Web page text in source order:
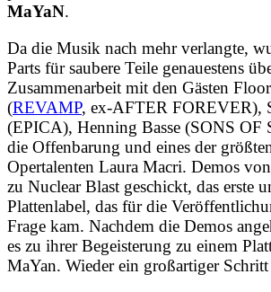
MaYaN.
Da die Musik nach mehr verlangte,
Parts für saubere Teile genauestens
Zusammenarbeit mit den Gästen
(REVAMP, ex-AFTER FOREVER),
(EPICA), Henning Basse (SONS OF
die Offenbarung und eines der
Opertalenten Laura Macri. Demos
zu Nuclear Blast geschickt, das erste
Plattenlabel, das für die
Frage kam. Nachdem die Demos
es zu ihrer Begeisterung zu einem
MaYan. Wieder ein großartiger